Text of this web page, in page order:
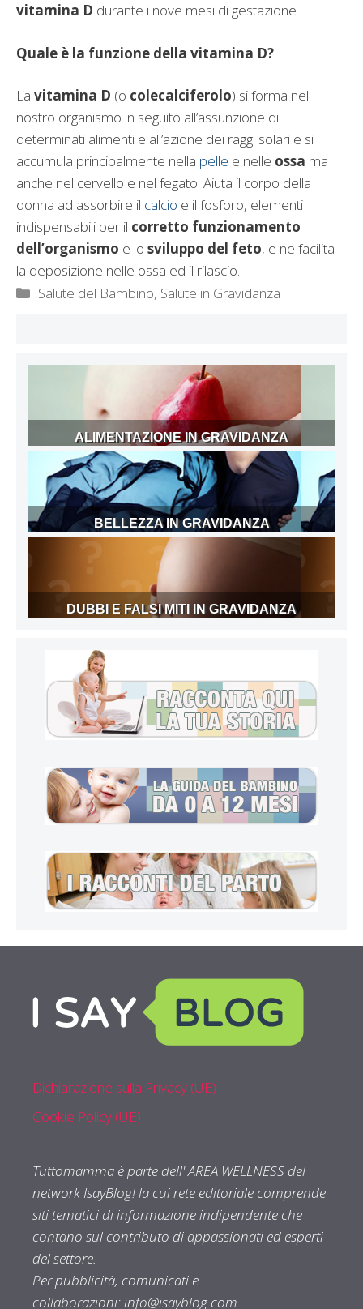
vitamina D durante i nove mesi di gestazione.
Quale è la funzione della vitamina D?
La vitamina D (o colecalciferolo) si forma nel
nostro organismo in seguito all’assunzione di
determinati alimenti e all’azione dei raggi solari e si
accumula principalmente nella pelle e nelle ossa ma
anche nel cervello e nel fegato. Aiuta il corpo della
donna ad assorbire il calcio e il fosforo, elementi
indispensabili per il corretto funzionamento
dell’organismo e lo sviluppo del feto, e ne facilita
la deposizione nelle ossa ed il rilascio.
Categorie
Salute del Bambino, Salute in Gravidanza
ALIMENTAZIONE IN GRAVIDANZA
BELLEZZA IN GRAVIDANZA
DUBBI E FALSI MITI IN GRAVIDANZA
Dichiarazione sulla Privacy (UE)
Cookie Policy (UE)
Tuttomamma è parte dell' AREA WELLNESS del
network IsayBlog! la cui rete editoriale comprende
siti tematici di informazione indipendente che
contano sul contributo di appassionati ed esperti
del settore.
Per pubblicità, comunicati e
collaborazioni:info@isayblog.com